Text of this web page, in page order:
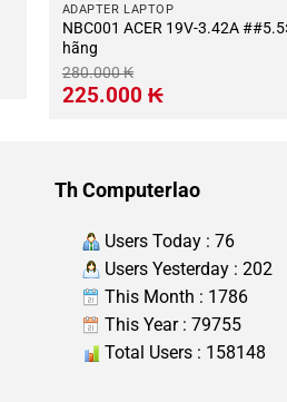
ADAPTER LAPTOP
NBC001 ACER 19V-3.42A
hãng
280.000₭
Giá
gốc
225.000 ₭Giá
hiện
Th Computerlao
Users Today : 76
Users Yesterday : 202
This Month : 1786
This Year : 79755
Total Users : 158148